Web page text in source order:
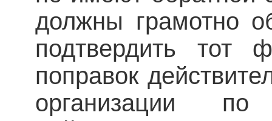
должны грамотно
подтвердить тот
поправок
организации